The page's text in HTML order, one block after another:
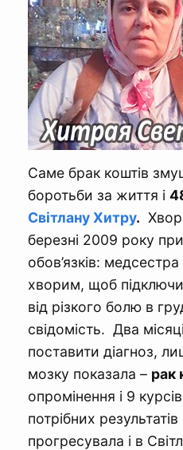
Саме брак коштів
боротьби за життя і
Світлану Хитру.
березні 2009 року
обов’язків:
хворим, щоб
від різкого болю в
свідомість. Два
поставити діагноз,
мозку показала – рак
опромінення і 9 курсів
потрібних
прогресувала і в